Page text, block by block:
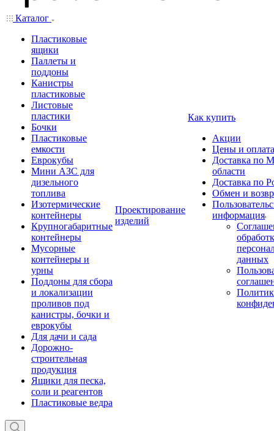
Каталог
Пластиковые
ящики
Паллеты и
поддоны
Канистры
пластиковые
Листовые
пластики
Бочки
Пластиковые
емкости
Еврокубы
Мини АЗС для
дизельного
топлива
Изотермические
контейнеры
Крупногабаритные
контейнеры
Мусорные
контейнеры и
урны
Поддоны для сбора
и локализации
проливов под
канистры, бочки и
еврокубы
Для дачи и сада
Дорожно-
строительная
продукция
Ящики для песка,
соли и реагентов
Пластиковые ведра
Проектирование
изделий
Как купить
Акции
Цены и оплата
Доставка по
области
Доставка по
Обмен и
информация
данных